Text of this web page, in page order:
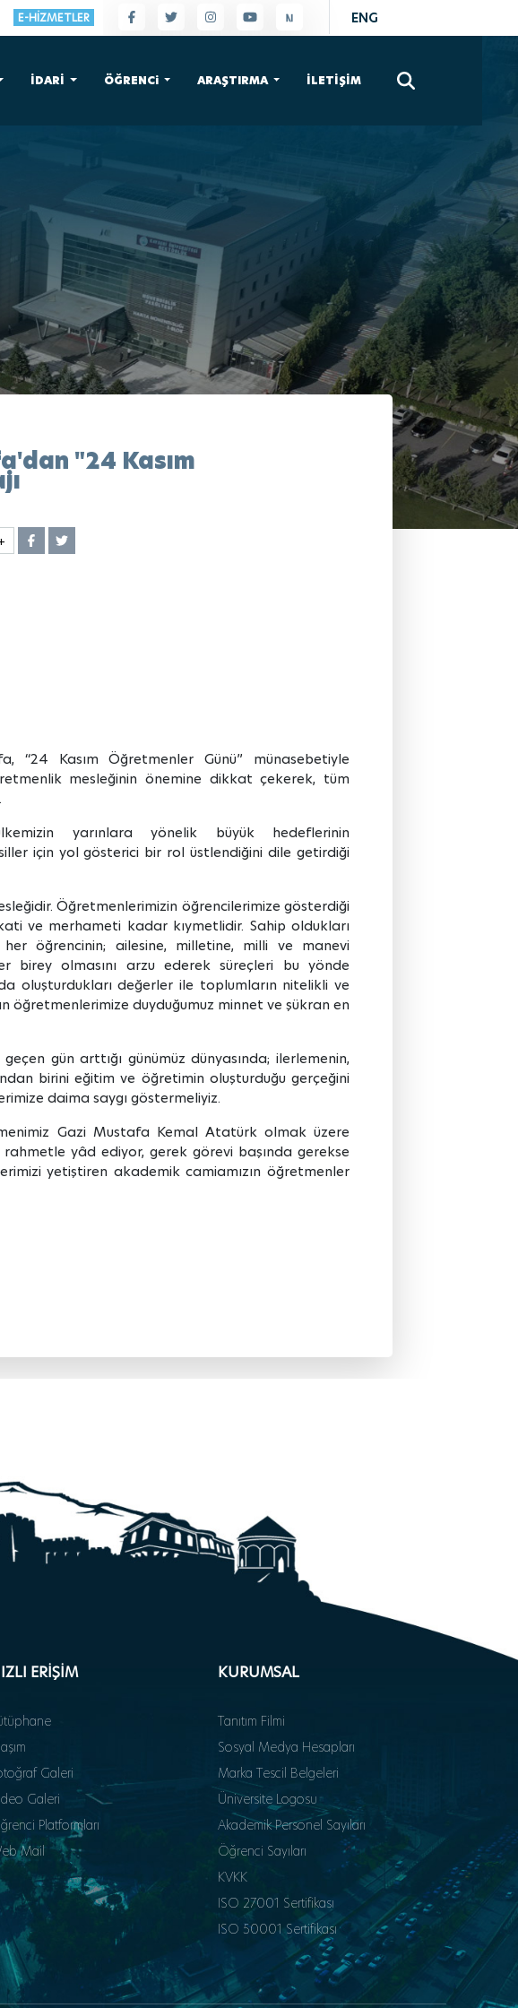
İDARİ ÖĞRENCi ARAŞTIRMA İLETİŞİM
×
ENG
E-HİZMETLER
"24 Kasım
“24 Kasım Öğretmenler Günü” münasebetiyle
mesleğinin önemine dikkat çekerek, tüm
yarınlara yönelik büyük hedeflerinin
için yol gösterici bir rol üstlendiğini dile getirdiği
Öğretmenlerimizin öğrencilerimize gösterdiği
ve merhameti kadar kıymetlidir. Sahip oldukları
öğrencinin; ailesine, milletine, milli ve manevi
birey olmasını arzu ederek süreçleri bu yönde
oluşturdukları değerler ile toplumların nitelikli ve
öğretmenlerimize duyduğumuz minnet ve şükran en
gün arttığı günümüz dünyasında; ilerlemenin,
birini eğitim ve öğretimin oluşturduğu gerçeğini
daima saygı göstermeliyiz.
Gazi Mustafa Kemal Atatürk olmak üzere
yâd ediyor, gerek görevi başında gerekse
yetiştiren akademik camiamızın öğretmenler
ERİŞİM
Galeri
Galeri
Platformları
Mail
KURUMSAL
Tanıtım Filmi
Sosyal Medya Hesapları
Marka Tescil Belgeleri
Üniversite Logosu
Akademik Personel Sayıları
Öğrenci Sayıları
KVKK
ISO 27001 Sertifikası
ISO 50001 Sertifikası